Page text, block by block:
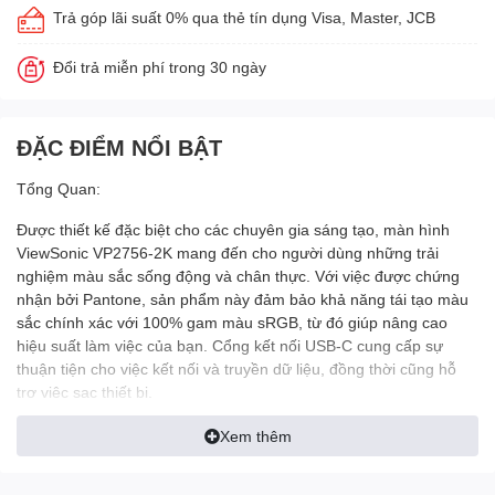
Trả góp lãi suất 0% qua thẻ tín dụng Visa, Master, JCB
Đổi trả miễn phí trong 30 ngày
ĐẶC ĐIỂM NỔI BẬT
Tổng Quan:
Được thiết kế đặc biệt cho các chuyên gia sáng tạo, màn hình
ViewSonic VP2756-2K mang đến cho người dùng những trải
nghiệm màu sắc sống động và chân thực. Với việc được chứng
nhận bởi Pantone, sản phẩm này đảm bảo khả năng tái tạo màu
sắc chính xác với 100% gam màu sRGB, từ đó giúp nâng cao
hiệu suất làm việc của bạn. Cổng kết nối USB-C cung cấp sự
thuận tiện cho việc kết nối và truyền dữ liệu, đồng thời cũng hỗ
trợ việc sạc thiết bị.
Xem thêm